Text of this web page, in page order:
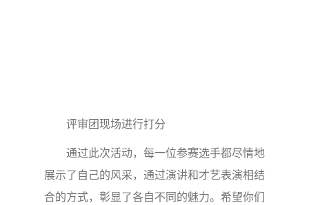
评审团现场进行打分
通过此次活动，每一位参赛选手都尽情地
展示了自己的风采，通过演讲和才艺表演相结
合的方式，彰显了各自不同的魅力。希望你们